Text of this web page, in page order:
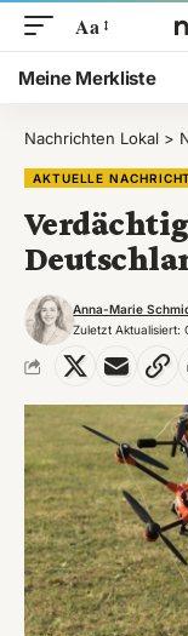
Aa
Meine Merkliste
Nachrichten Lokal >
AKTUELLE
Zuletzt Aktualisiert:
Anna-Marie